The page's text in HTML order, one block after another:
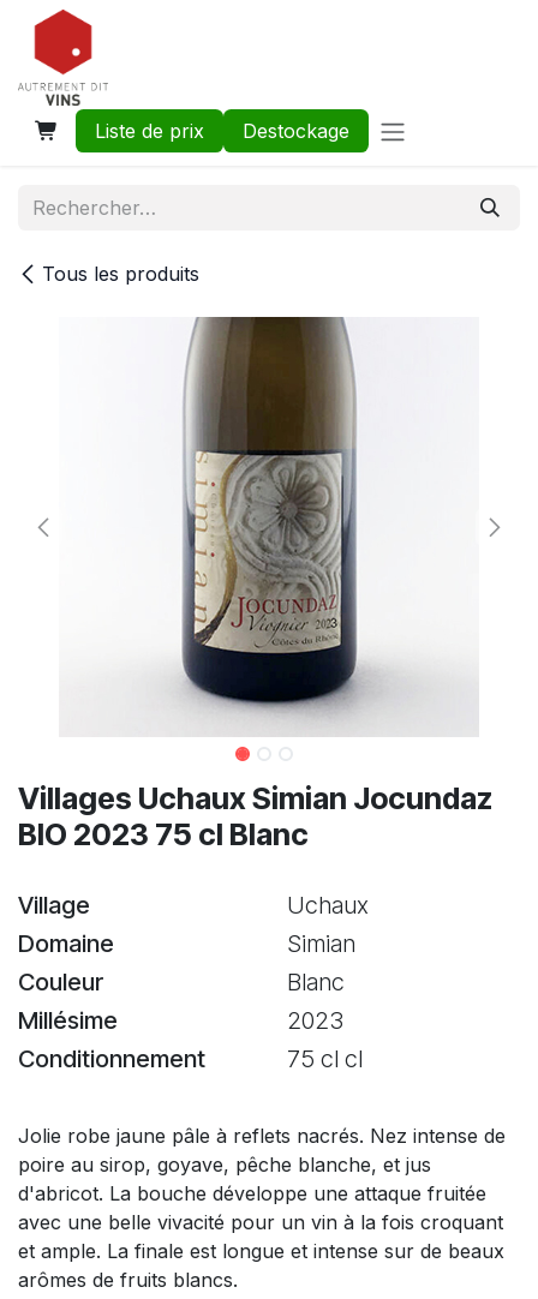
Se rendre au contenu
Liste de prix Destockage
Tous les produits
Villages Uchaux Simian Jocundaz
BIO 2023 75 cl Blanc
Village
Uchaux
Domaine
Simian
Couleur
Blanc
Millésime
2023
Conditionnement
75 cl cl
Jolie robe jaune pâle à reflets nacrés. Nez intense de
poire au sirop, goyave, pêche blanche, et jus
d'abricot. La bouche développe une attaque fruitée
avec une belle vivacité pour un vin à la fois croquant
et ample. La finale est longue et intense sur de beaux
arômes de fruits blancs.